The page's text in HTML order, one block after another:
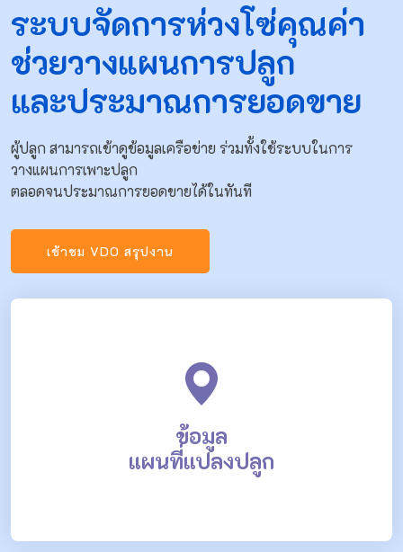
ระบบจัดการห่วงโซ่คุณค่า
ช่วยวางแผนการปลูก
และประมาณการยอดขาย
ผู้ปลูก สามารถเข้าดูข้อมูลเครือข่าย ร่วมทั้งใช้ระบบในการ
วางแผนการเพาะปลูก
ตลอดจนประมาณการยอดขายได้ในทันที
เข้าชม VDO สรุปงาน
ข้อมูล
แผนที่แปลงปลูก